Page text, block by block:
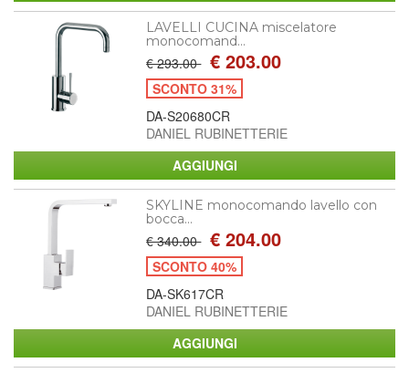
LAVELLI CUCINA miscelatore
monocomand...
€ 293.00 € 203.00
SCONTO 31%
DA-S20680CR
DANIEL RUBINETTERIE
SKYLINE monocomando lavello con
bocca...
€ 340.00 € 204.00
SCONTO 40%
DA-SK617CR
DANIEL RUBINETTERIE